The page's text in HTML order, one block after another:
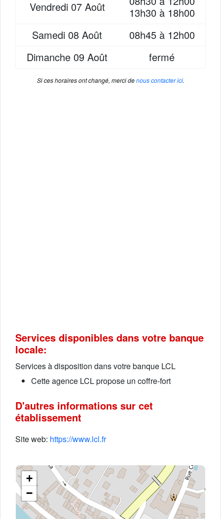
Vendredi 07 Août
13h30 à 18h00
Samedi 08 Août
08h45 à 12h00
Dimanche 09 Août fermé
Si ces horaires ont changé, merci denous contacter ici.
Services disponibles dans votre banque
locale:
Services à disposition dans votre banque LCL
Cette agence LCL propose un coffre-fort
D'autres informations sur cet
établissement
Site web: https://www.lcl.fr
+
−